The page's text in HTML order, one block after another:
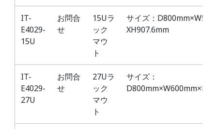
IT-
E4029-
15U
お問合
せ
15Uラ
ック
マウ
ト
サイズ：
XH907.6mm
IT-
E4029-
27U
お問合
せ
27Uラ
ック
マウ
ト
サイズ：